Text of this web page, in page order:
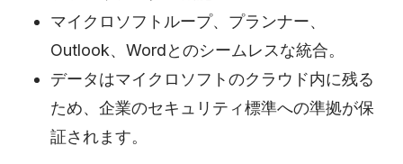
マイクロソフトループ、プランナー、
Outlook、Wordとのシームレスな統合。
データはマイクロソフトのクラウド内に残る
ため、企業のセキュリティ標準への準拠が保
証されます。